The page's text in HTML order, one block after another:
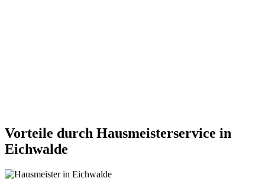
Vorteile durch Hausmeisterservice in
Eichwalde